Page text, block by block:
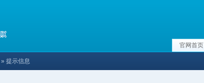
官网首页
» 提示信息